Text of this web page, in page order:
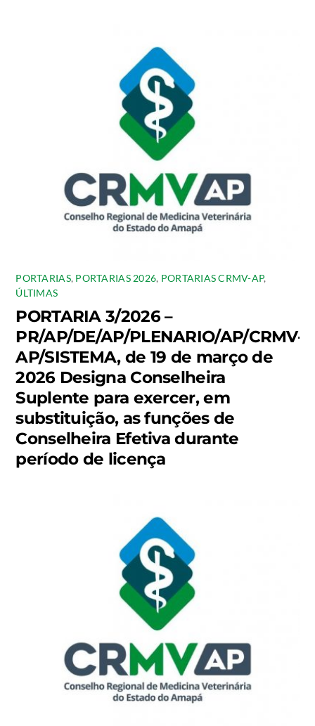
PORTARIAS, PORTARIAS 2026, PORTARIAS CRMV-AP,
ÚLTIMAS
PORTARIA 3/2026 –
PR/AP/DE/AP/PLENARIO/AP/CRMV-
AP/SISTEMA, de 19 de março de
2026 Designa Conselheira
Suplente para exercer, em
substituição, as funções de
Conselheira Efetiva durante
período de licença